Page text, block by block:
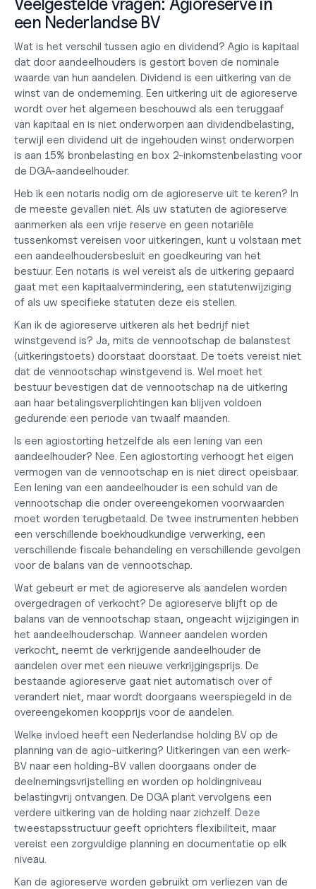
een Nederlandse BV
Wat is het verschil tussen agio en dividend? Agio is kapitaal
dat door aandeelhouders is gestort boven de nominale
waarde van hun aandelen. Dividend is een uitkering van de
winst van de onderneming. Een uitkering uit de agioreserve
wordt over het algemeen beschouwd als een teruggaaf
van kapitaal en is niet onderworpen aan dividendbelasting,
terwijl een dividend uit de ingehouden winst onderworpen
is aan 15% bronbelasting en box 2-inkomstenbelasting voor
de DGA-aandeelhouder.
Heb ik een notaris nodig om de agioreserve uit te keren? In
de meeste gevallen niet. Als uw statuten de agioreserve
aanmerken als een vrije reserve en geen notariële
tussenkomst vereisen voor uitkeringen, kunt u volstaan met
een aandeelhoudersbesluit en goedkeuring van het
bestuur. Een notaris is wel vereist als de uitkering gepaard
gaat met een kapitaalvermindering, een statutenwijziging
of als uw specifieke statuten deze eis stellen.
Kan ik de agioreserve uitkeren als het bedrijf niet
winstgevend is? Ja, mits de vennootschap de balanstest
(uitkeringstoets) doorstaat doorstaat. De toets vereist niet
dat de vennootschap winstgevend is. Wel moet het
bestuur bevestigen dat de vennootschap na de uitkering
aan haar betalingsverplichtingen kan blijven voldoen
gedurende een periode van twaalf maanden.
Is een agiostorting hetzelfde als een lening van een
aandeelhouder? Nee. Een agiostorting verhoogt het eigen
vermogen van de vennootschap en is niet direct opeisbaar.
Een lening van een aandeelhouder is een schuld van de
vennootschap die onder overeengekomen voorwaarden
moet worden terugbetaald. De twee instrumenten hebben
een verschillende boekhoudkundige verwerking, een
verschillende fiscale behandeling en verschillende gevolgen
voor de balans van de vennootschap.
Wat gebeurt er met de agioreserve als aandelen worden
overgedragen of verkocht? De agioreserve blijft op de
balans van de vennootschap staan, ongeacht wijzigingen in
het aandeelhouderschap. Wanneer aandelen worden
verkocht, neemt de verkrijgende aandeelhouder de
aandelen over met een nieuwe verkrijgingsprijs. De
bestaande agioreserve gaat niet automatisch over of
verandert niet, maar wordt doorgaans weerspiegeld in de
overeengekomen koopprijs voor de aandelen.
Welke invloed heeft een Nederlandse holding BV op de
planning van de agio-uitkering? Uitkeringen van een werk-
BV naar een holding-BV vallen doorgaans onder de
deelnemingsvrijstelling en worden op holdingniveau
belastingvrij ontvangen. De DGA plant vervolgens een
verdere uitkering van de holding naar zichzelf. Deze
tweestapsstructuur geeft oprichters flexibiliteit, maar
vereist een zorgvuldige planning en documentatie op elk
niveau.
Kan de agioreserve worden gebruikt om verliezen van de